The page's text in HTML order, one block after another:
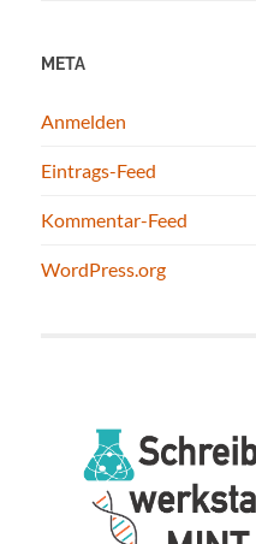
META
Anmelden
Eintrags-Feed
Kommentar-Feed
WordPress.org